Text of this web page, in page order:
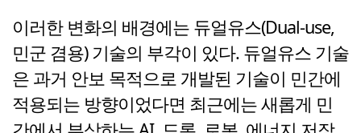
이러한 변화의 배경에는 듀얼유스(Dual-use,
민군 겸용) 기술의 부각이 있다. 듀얼유스 기술
은 과거 안보 목적으로 개발된 기술이 민간에
적용되는 방향이었다면 최근에는 새롭게 민